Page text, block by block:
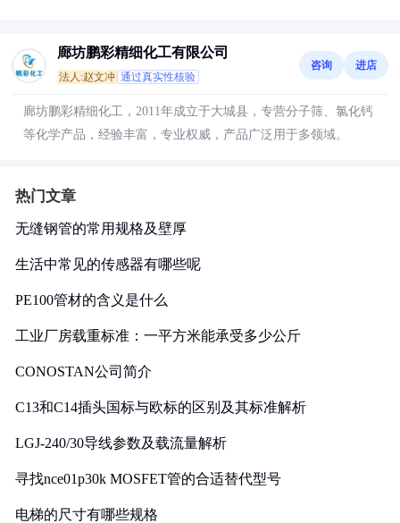
廊坊鹏彩精细化工有限公司
法人:赵文冲 通过真实性核验
咨询 进店
廊坊鹏彩精细化工，2011年成立于大城县，专营分子筛、氯化钙
等化学产品，经验丰富，专业权威，产品广泛用于多领域。
热门文章
无缝钢管的常用规格及壁厚
生活中常见的传感器有哪些呢
PE100管材的含义是什么
工业厂房载重标准：一平方米能承受多少公斤
CONOSTAN公司简介
C13和C14插头国标与欧标的区别及其标准解析
LGJ-240/30导线参数及载流量解析
寻找nce01p30k MOSFET管的合适替代型号
电梯的尺寸有哪些规格